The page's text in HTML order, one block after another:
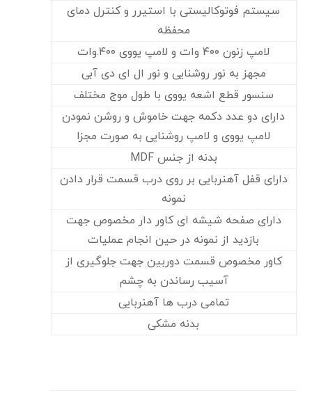
سیستم فوتوکالیستی با استیرر و کنترل دمای
محفظه
لامپ زنون ۴۰۰ وات و لامپ یووی ۴۰۰.وات
مجهز به نور روشنایی و نور ال ای دی آبی
سنسور قطع اشعه یووی با طول موج مختلف
دارای دو عدد دکمه جهت خاموش و روشن نمودن
لامپ یووی و لامپ روشنایی به صورت مجزا
بدنه از جنس MDF
دارای قفل آهنربایی بر روی درب قسمت قرار دادن
نمونه
دارای صفحه شیشه ای کاور دار مخصوص جهت
بازدید از نمونه در حین انجام عملیات
کاور مخصوص قسمت دوربین جهت جلوگیری از
آسیب رساندن به چشم
تمامی درب ها آهنربایی
بدنه مشکی